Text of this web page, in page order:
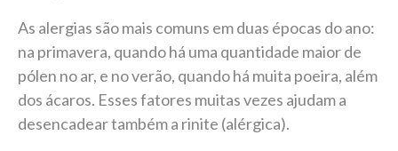
As alergias são mais comuns em duas épocas do ano:
na primavera, quando há uma quantidade maior de
pólen no ar, e no verão, quando há muita poeira, além
dos ácaros. Esses fatores muitas vezes ajudam a
desencadear também a rinite (alérgica).